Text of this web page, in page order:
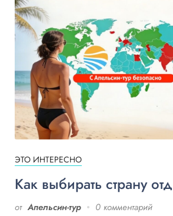
ЭТО ИНТЕРЕСНО
Как выбирать страну
от Апельсин-тур 0 комментарий